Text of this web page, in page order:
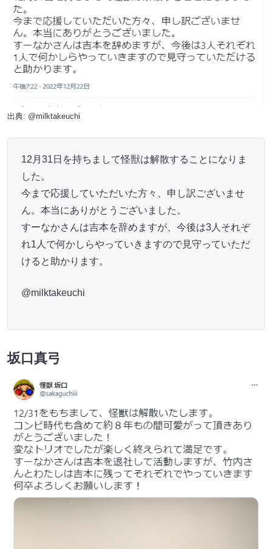
出典: @milktakeuchi
12月31日を持ちまして怪獣は解散することになりま
した。
今まで応援していただいた方々、申し訳ございませ
ん。本当にありがとうございました。
すーなかさんは吉本を辞めますが、今後は3人それぞ
れ1人で何かしらやっていきますので見守っていただ
けると助かります。
@milktakeuchi
坂口真弓